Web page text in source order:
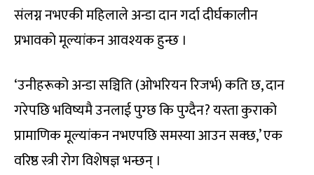
संलग्न नभएकी महिलाले अन्डा दान गर्दा दीर्घकालीन
प्रभावको मूल्यांकन आवश्यक हुन्छ ।
‘उनीहरूको अन्डा सञ्चिति (ओभरियन रिजर्भ) कति छ, दान
गरेपछि भविष्यमै उनलाई पुग्छ कि पुग्दैन? यस्ता कुराको
प्रामाणिक मूल्यांकन नभएपछि समस्या आउन सक्छ,’ एक
वरिष्ठ स्त्री रोग विशेषज्ञ भन्छन् ।